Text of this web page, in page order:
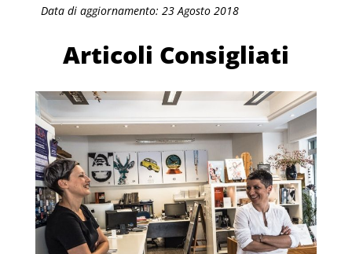
Data di aggiornamento: 23 Agosto 2018
Articoli Consigliati